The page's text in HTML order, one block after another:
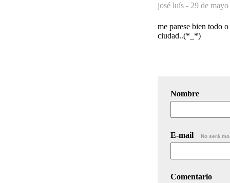
josé luís - 29 de
me parese bien todo
ciudad..(*_*)
Nombre
E-mail No será
Comentario